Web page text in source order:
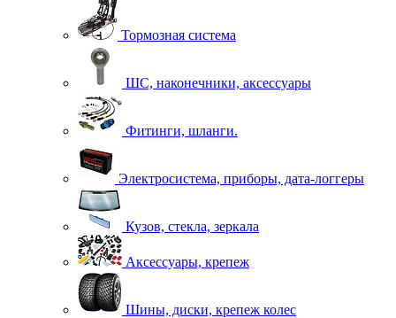
Тормозная система
ШС, наконечники, аксессуары
Фитинги, шланги.
Электросистема, приборы, дата-логгеры
Кузов, стекла, зеркала
Аксессуары, крепеж
Шины, диски, крепеж колес